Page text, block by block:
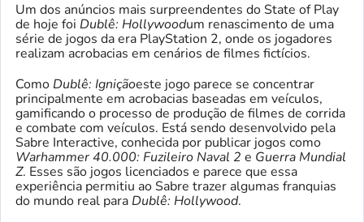
Um dos anúncios mais surpreendentes do State of Play
de hoje foi Dublê: Hollywoodum renascimento de uma
série de jogos da era PlayStation 2, onde os jogadores
realizam acrobacias em cenários de filmes fictícios.
Como Dublê: Igniçãoeste jogo parece se concentrar
principalmente em acrobacias baseadas em veículos,
gamificando o processo de produção de filmes de corrida
e combate com veículos. Está sendo desenvolvido pela
Sabre Interactive, conhecida por publicar jogos como
Warhammer 40.000: Fuzileiro Naval 2 e Guerra Mundial
Z. Esses são jogos licenciados e parece que essa
experiência permitiu ao Sabre trazer algumas franquias
do mundo real para Dublê: Hollywood.